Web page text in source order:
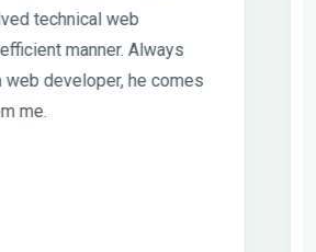
with extensive knowledge of
great pleasure to work with.